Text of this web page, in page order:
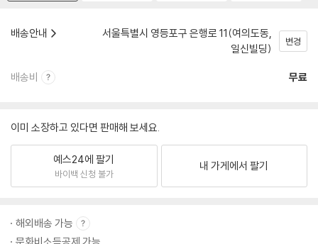
배송안내
서울특별시 영등포구 은행로 11(여의도동,
일신빌딩)
변경
배송비 무료
이미 소장하고 있다면 판매해 보세요.
예스24에 팔기
바이백 신청 불가
내 가게에서 팔기
해외배송 가능